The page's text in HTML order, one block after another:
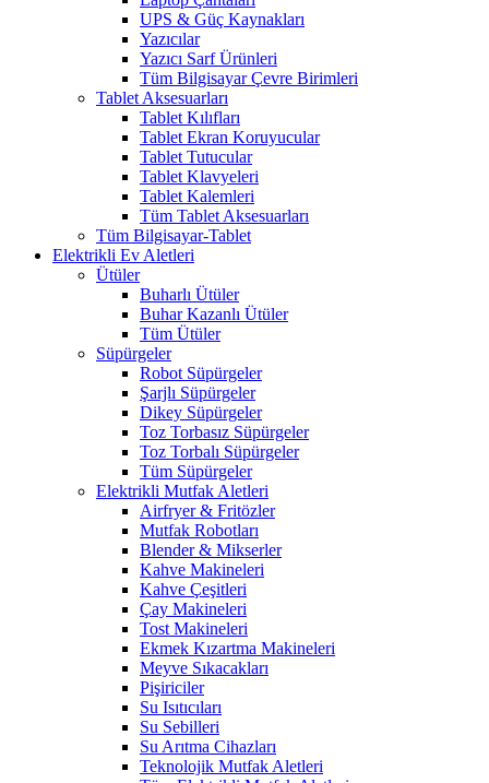
UPS & Güç Kaynakları
Yazıcılar
Yazıcı Sarf Ürünleri
Tüm Bilgisayar Çevre Birimleri
Tablet Aksesuarları
Tablet Kılıfları
Tablet Ekran Koruyucular
Tablet Tutucular
Tablet Klavyeleri
Tablet Kalemleri
Tüm Tablet Aksesuarları
Tüm Bilgisayar-Tablet
Elektrikli Ev Aletleri
Ütüler
Buharlı Ütüler
Buhar Kazanlı Ütüler
Tüm Ütüler
Süpürgeler
Robot Süpürgeler
Şarjlı Süpürgeler
Dikey Süpürgeler
Toz Torbasız Süpürgeler
Toz Torbalı Süpürgeler
Tüm Süpürgeler
Elektrikli Mutfak Aletleri
Airfryer & Fritözler
Mutfak Robotları
Blender & Mikserler
Kahve Makineleri
Kahve Çeşitleri
Çay Makineleri
Tost Makineleri
Ekmek Kızartma Makineleri
Meyve Sıkacakları
Pişiriciler
Su Isıtıcıları
Su Sebilleri
Su Arıtma Cihazları
Teknolojik Mutfak Aletleri